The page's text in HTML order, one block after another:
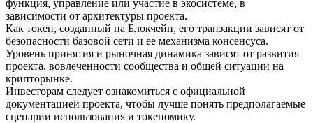
Присоединяйтесь к лучшим трейдерам
функция, управление или участие в экосистеме, в
зависимости от архитектуры проекта.
Как токен, созданный на Блокчейн, его транзакции зависят от
безопасности базовой сети и ее механизма консенсуса.
Уровень принятия и рыночная динамика зависят от развития
проекта, вовлеченности сообщества и общей ситуации на
крипторынке.
Инвесторам следует ознакомиться с официальной
документацией проекта, чтобы лучше понять предполагаемые
сценарии использования и токеномику.